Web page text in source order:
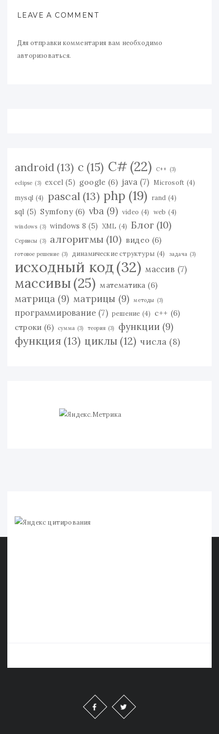
LEAVE A COMMENT
Для отправки комментария вам необходимо
авторизоваться.
android (13) c (15) C# (22) C++ (3)
eclipse (3) excel (5) google (6) java (7) Microsoft (4)
mysql (4) pascal (13) php (19) rand (4)
sql (5) Symfony (6) vba (9) video (4) web (4)
windows (3) windows 8 (5) XML (4) Блог (10)
Сервисы (3) алгоритмы (10) видео (6)
готовое решение (3) динамические структуры (4) задача (3)
исходный код(32) массив (7)
массивы (25) математика (6)
матрица (9) матрицы (9) методы (3)
программирование (7) решение (4) с++ (6)
строки (6) сумма (3) теория (3) функции (9)
функция (13) циклы (12) числа (8)